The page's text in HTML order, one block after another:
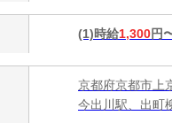
(1)時給1,300円
京都府京都市上
今出川駅、出町